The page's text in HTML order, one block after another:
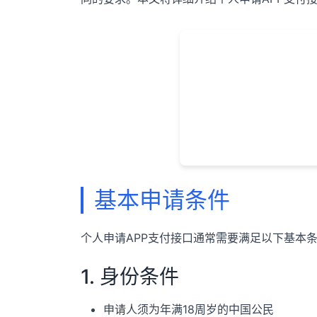
基本申请条件
个人申请APP支付接口通常需要满足以下基本
1. 身份条件
申请人须为年满18周岁的中国公民